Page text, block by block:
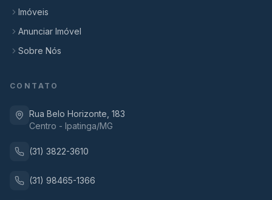
Imóveis
Anunciar Imóvel
Sobre Nós
CONTATO
Rua Belo Horizonte, 183
Centro - Ipatinga/MG
(31) 3822-3610
(31) 98465-1366